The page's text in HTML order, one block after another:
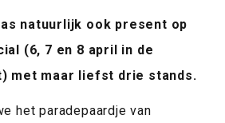
natuurlijk ook present op
(6, 7 en 8 april in de
met maar liefst drie stands.
het paradepaardje van